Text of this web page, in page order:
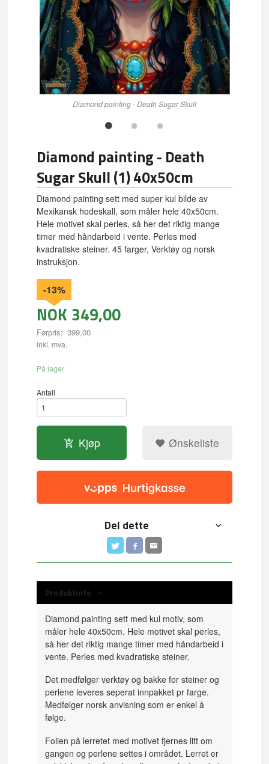
Diamond painting - Death Sugar Skull
Diamond painting - Death
Sugar Skull (1) 40x50cm
Diamond painting sett med super kul bilde av
Mexikansk hodeskall, som måler hele 40x50cm.
Hele motivet skal perles, så her det riktig mange
timer med håndarbeid i vente. Perles med
kvadratiske steiner. 45 farger, Verktøy og norsk
instruksjon.
NOK 349,00
Førpris: 399,00
Rabatt
-13%
inkl. mva.
På lager
Antall
Kjøp Ønskeliste
Del dette
Produktinfo
Diamond painting sett med kul motiv, som
måler hele 40x50cm. Hele motivet skal perles,
så her det riktig mange timer med håndarbeid i
vente. Perles med kvadratiske steiner.
Det medfølger verktøy og bakke for steiner og
perlene leveres seperat innpakket pr farge.
Medfølger norsk anvisning som er enkel å
følge.
Folien på lerretet med motivet fjernes litt om
gangen og perlene settes i området. Lerret er